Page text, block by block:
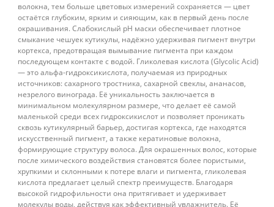
волокна, тем больше цветовых измерений сохраняется — цвет
остаётся глубоким, ярким и сияющим, как в первый день после
окрашивания. Слабокислый pH маски обеспечивает плотное
смыкание чешуек кутикулы, надёжно удерживая пигмент внутри
кортекса, предотвращая вымывание пигмента при каждом
последующем контакте с водой. Гликолевая кислота (Glycolic Acid)
— это альфа-гидроксикислота, получаемая из природных
источников: сахарного тростника, сахарной свеклы, ананасов,
незрелого винограда. Её уникальность заключается в
минимальном молекулярном размере, что делает её самой
маленькой среди всех гидроксикислот и позволяет проникать
сквозь кутикулярный барьер, достигая кортекса, где находятся
искусственный пигмент, а также кератиновые волокна,
формирующие структуру волоса. Для окрашенных волос, которые
после химического воздействия становятся более пористыми,
хрупкими и склонными к потере влаги и пигмента, гликолевая
кислота предлагает целый спектр преимуществ. Благодаря
высокой гидрофильности она притягивает и удерживает
молекулы воды, действуя как эффективный увлажнитель. Её